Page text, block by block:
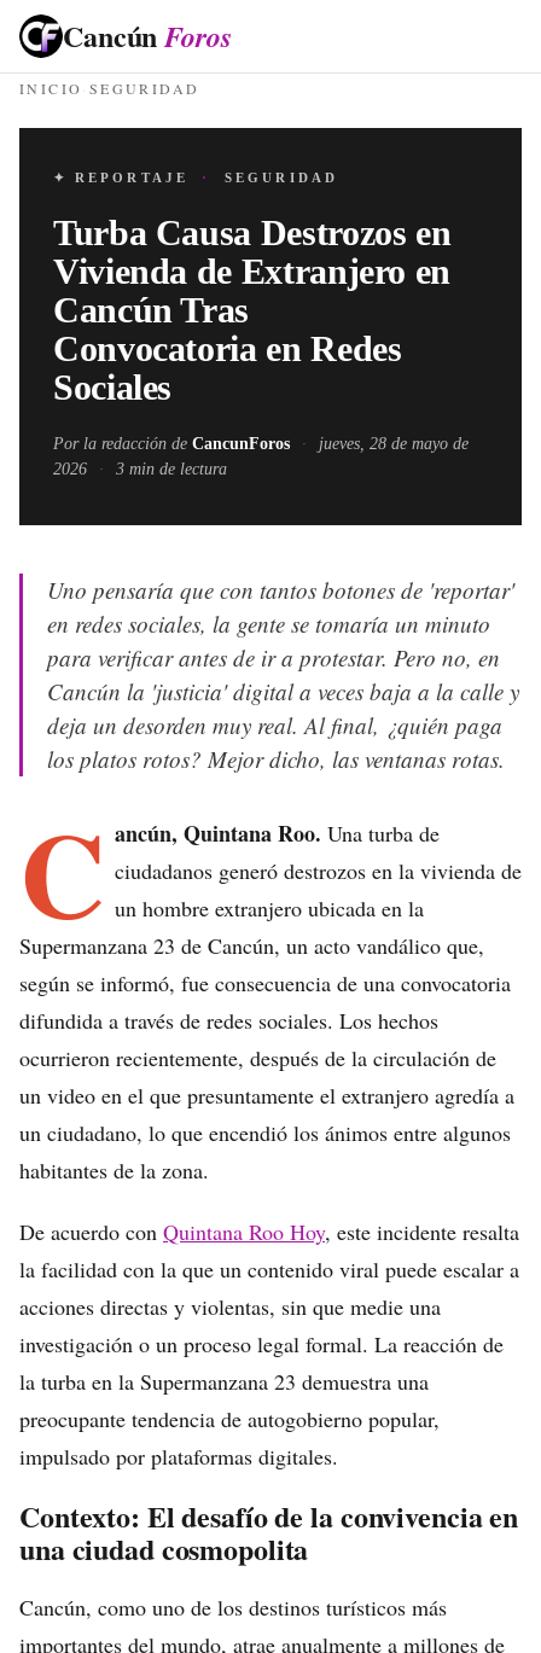
CancúnForos
INICIO· SEGURIDAD
✦ REPORTAJE · SEGURIDAD
Turba Causa Destrozos en
Vivienda de Extranjero en
Cancún Tras
Convocatoria en Redes
Sociales
Por la redacción de CancunForos ·
jueves, 28 de mayo de
2026
· 3 min de lectura
Uno pensaría que con tantos botones de 'reportar'
en redes sociales, la gente se tomaría un minuto
para verificar antes de ir a protestar. Pero no, en
Cancún la 'justicia' digital a veces baja a la calle y
deja un desorden muy real. Al final, ¿quién paga
los platos rotos? Mejor dicho, las ventanas rotas.
C ancún, Quintana Roo. Una turba de
ciudadanos generó destrozos en la vivienda de
un hombre extranjero ubicada en la
Supermanzana 23 de Cancún, un acto vandálico que,
según se informó, fue consecuencia de una convocatoria
difundida a través de redes sociales. Los hechos
ocurrieron recientemente, después de la circulación de
un video en el que presuntamente el extranjero agredía a
un ciudadano, lo que encendió los ánimos entre algunos
habitantes de la zona.
De acuerdo con Quintana Roo Hoy, este incidente resalta
la facilidad con la que un contenido viral puede escalar a
acciones directas y violentas, sin que medie una
investigación o un proceso legal formal. La reacción de
la turba en la Supermanzana 23 demuestra una
preocupante tendencia de autogobierno popular,
impulsado por plataformas digitales.
Contexto: El desafío de la convivencia en
una ciudad cosmopolita
Cancún, como uno de los destinos turísticos más
importantes del mundo, atrae anualmente a millones de